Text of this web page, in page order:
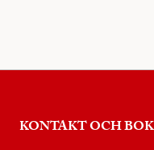
KONTAKT OCH